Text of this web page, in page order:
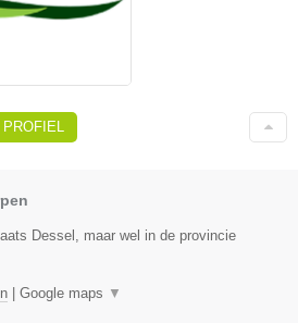
Dessel, maar wel in de provincie
| Google maps ▼